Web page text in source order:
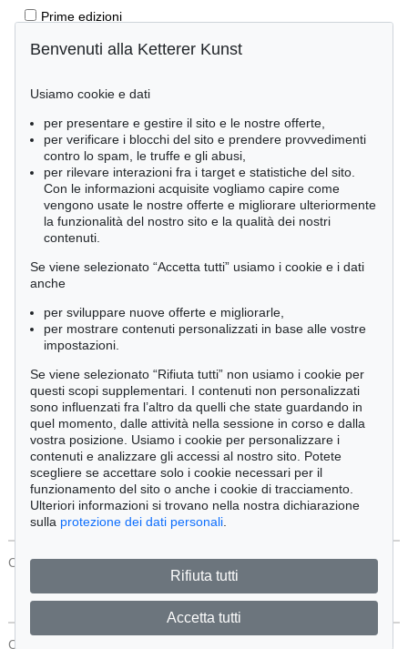
Prime edizioni
Manoscritti antichi
Libri per bambini
Lifestyle
Pietre miliari delle scienze naturali
Letteratura classica
Economia e diritto
Meraviglie della natura
Cimelia
Ordine:
Tutti gli oggetti
Solo offerte attuali
Solo oggetti venduti
Cerca
CONTATTI Protezione Dei Dati
CONTATTI
Benvenuti alla Ketterer Kunst
Usiamo cookie e dati
per presentare e gestire il sito e le nostre offerte,
per verificare i blocchi del sito e prendere provvedimenti
contro lo spam, le truffe e gli abusi,
per rilevare interazioni fra i target e statistiche del sito.
Con le informazioni acquisite vogliamo capire come
vengono usate le nostre offerte e migliorare ulteriormente
la funzionalità del nostro sito e la qualità dei nostri
contenuti.
Se viene selezionato “Accetta tutti” usiamo i cookie e i dati
anche
per sviluppare nuove offerte e migliorarle,
per mostrare contenuti personalizzati in base alle vostre
impostazioni.
Se viene selezionato “Rifiuta tutti” non usiamo i cookie per
questi scopi supplementari. I contenuti non personalizzati
sono influenzati fra l’altro da quelli che state guardando in
quel momento, dalle attività nella sessione in corso e dalla
vostra posizione. Usiamo i cookie per personalizzare i
contenuti e analizzare gli accessi al nostro sito. Potete
scegliere se accettare solo i cookie necessari per il
funzionamento del sito o anche i cookie di tracciamento.
Ulteriori informazioni si trovano nella nostra dichiarazione
sulla protezione dei dati personali
Rifiuta tutti
Accetta tutti